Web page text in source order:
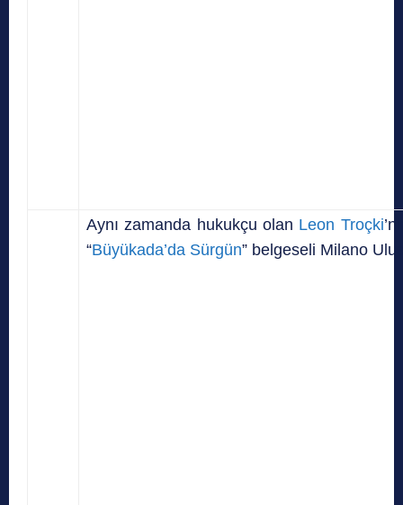
Aynı zamanda hukukçu olan Leon Troçki
“Büyükada’da Sürgün” belgeseli Milano